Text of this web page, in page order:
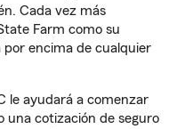
Cada vez más
Farm como su
por encima de cualquier
le ayudará a comenzar
una cotización de seguro